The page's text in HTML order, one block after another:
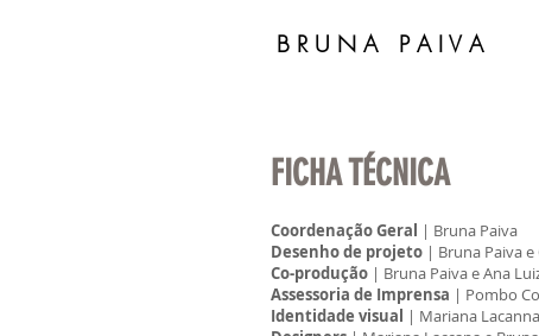
B R U N A P A I V A
FICHA TÉCNICA
Coordenação Geral | Bruna Paiva
Desenho de projeto | Bruna Paiva
Co-produção | Bruna Paiva e Ana
Assessoria de Imprensa | Pombo
Identidade visual | Mariana Lacanna